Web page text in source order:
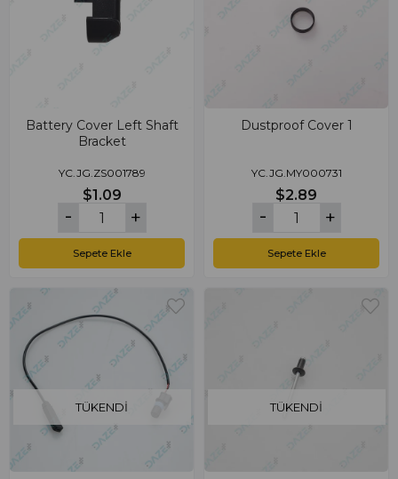
Battery Cover Left Shaft
Bracket
YC.JG.ZS001789
$1.09
Sepete Ekle
Dustproof Cover 1
YC.JG.MY000731
$2.89
Sepete Ekle
TÜKENDI TÜKENDI